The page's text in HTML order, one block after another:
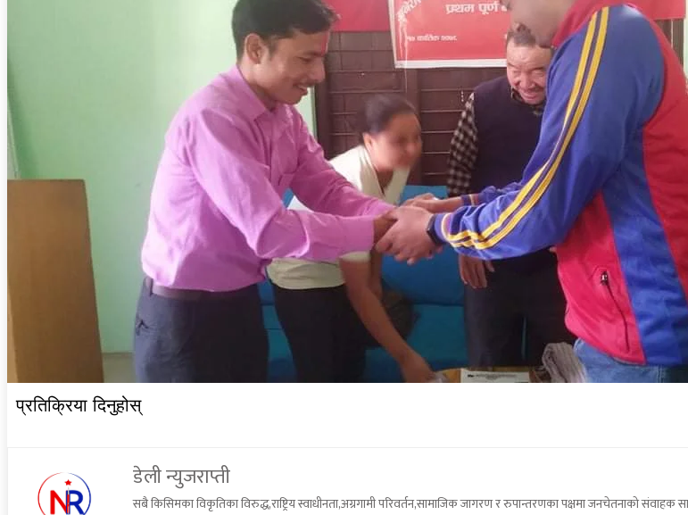
प्रतिक्रिया दिनुहोस्
डेली न्युजराप्ती
सबै किसिमका विकृतिका विरुद्ध,राष्ट्रिय स्वाधीनता,अग्रगामी परिवर्तन,सामाजिक जागरण र रुपान्तरणका पक्षमा जनचेतनाको